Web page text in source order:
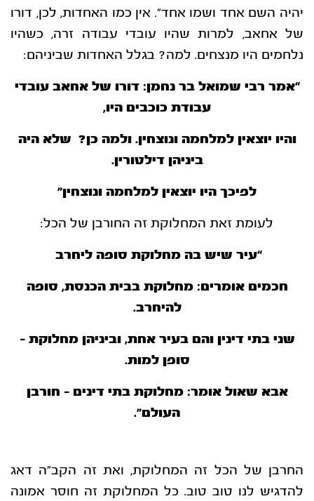
יהיה השם אחד ושמו אחד”. אין כמו האחדות, לכן, דורו
של אחאב, למרות שהיו עובדי עבודה זרה, כשהיו
נלחמים היו מנצחים. למה? בגלל האחדות שביניהם:
“אמר רבי שמואל בר נחמן: דורו של אחאב עובדי
עבודת כוכבים היו,
והיו יוצאין למלחמה ונוצחין. ולמה כן? שלא היה
ביניהן דילטורין.
לפיכך היו יוצאין למלחמה ונוצחין”
לעומת זאת המחלוקת זה החורבן של הכל:
“עיר שיש בה מחלוקת סופה ליחרב
חכמים אומרים: מחלוקת בבית הכנסת, סופה
להיחרב.
שני בתי דינין והם בעיר אחת, וביניהן מחלוקת –
סופן למות.
אבא שאול אומר: מחלוקת בתי דינים – חורבן
העולם”.
החרבן של הכל זה המחלוקת, ואת זה הקב”ה דאג
להדגיש לנו טוב טוב. כל המחלוקת זה חוסר אמונה